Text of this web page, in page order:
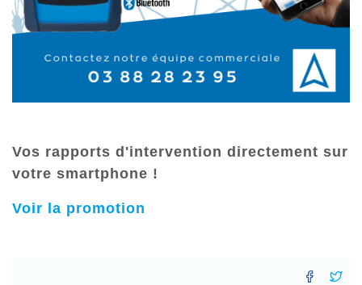
Vos rapports d'intervention directement sur
votre smartphone !
Voir la promotion